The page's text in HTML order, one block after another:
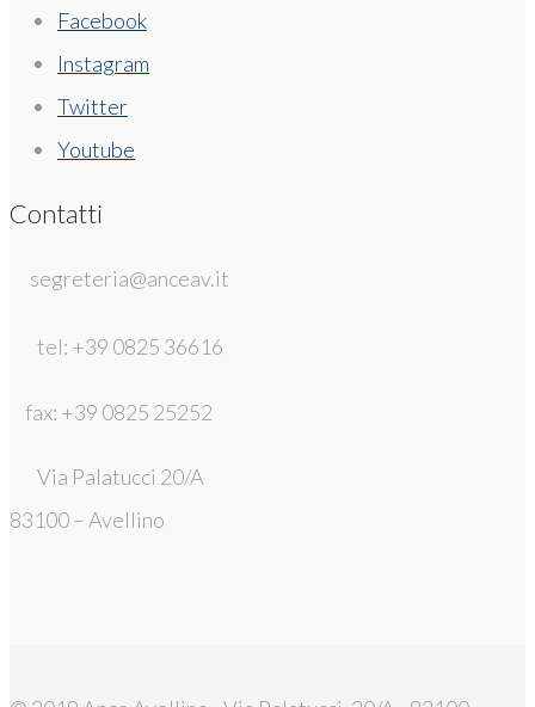
Facebook
Instagram
Twitter
Youtube
Contatti
segreteria@anceav.it
tel: +39 0825 36616
fax: +39 0825 25252
Via Palatucci 20/A
83100 – Avellino